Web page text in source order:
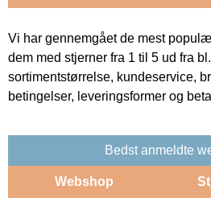
Vi har gennemgået de mest
dem med stjerner fra 1 til 5 ud fra
sortimentstørrelse, kundeservice,
betingelser, leveringsformer og
Bedst anmeldte
Webshop